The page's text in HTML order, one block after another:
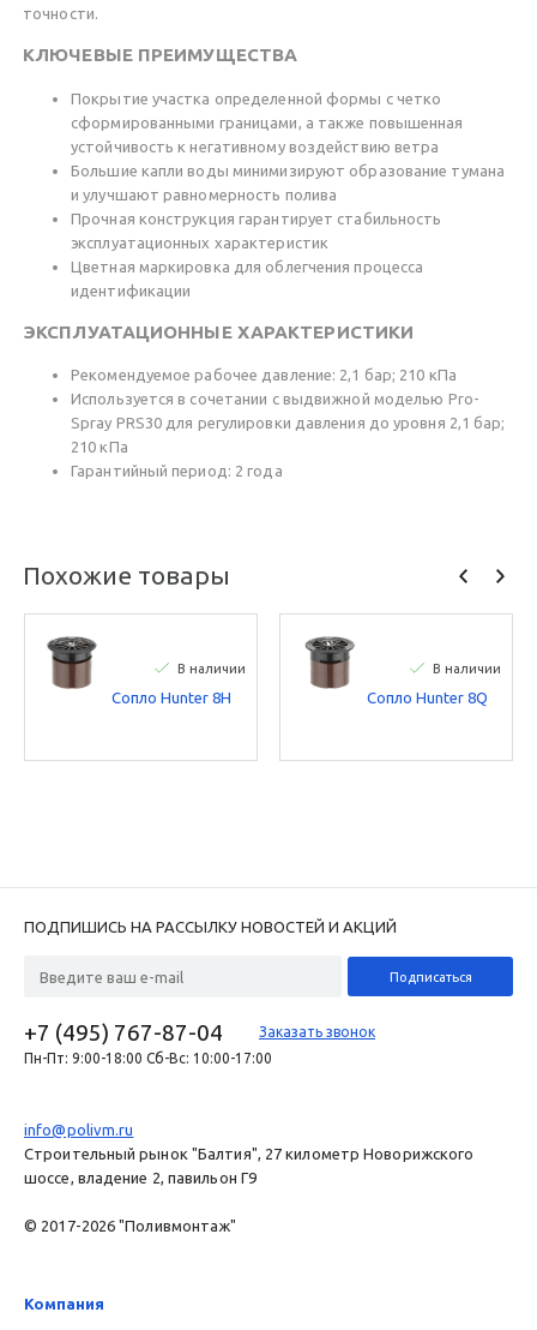
точности.
КЛЮЧЕВЫЕ ПРЕИМУЩЕСТВА
Покрытие участка определенной формы с четко
сформированными границами, а также повышенная
устойчивость к негативному воздействию ветра
Большие капли воды минимизируют образование тумана
и улучшают равномерность полива
Прочная конструкция гарантирует стабильность
эксплуатационных характеристик
Цветная маркировка для облегчения процесса
идентификации
ЭКСПЛУАТАЦИОННЫЕ ХАРАКТЕРИСТИКИ
Рекомендуемое рабочее давление: 2,1 бар; 210 кПа
Используется в сочетании с выдвижной моделью Pro-
Spray PRS30 для регулировки давления до уровня 2,1 бар;
210 кПа
Гарантийный период: 2 года
Похожие товары
В наличии
Сопло Hunter 8H
В наличии
Сопло Hunter 8Q
ПОДПИШИСЬ НА РАССЫЛКУ НОВОСТЕЙ И АКЦИЙ
+7 (495) 767-87-04
Заказать звонок
Пн-Пт: 9:00-18:00 Сб-Вс: 10:00-17:00
info@polivm.ru
Строительный рынок "Балтия", 27 километр Новорижского
шоссе, владение 2, павильон Г9
© 2017-2026 "Поливмонтаж"
Компания